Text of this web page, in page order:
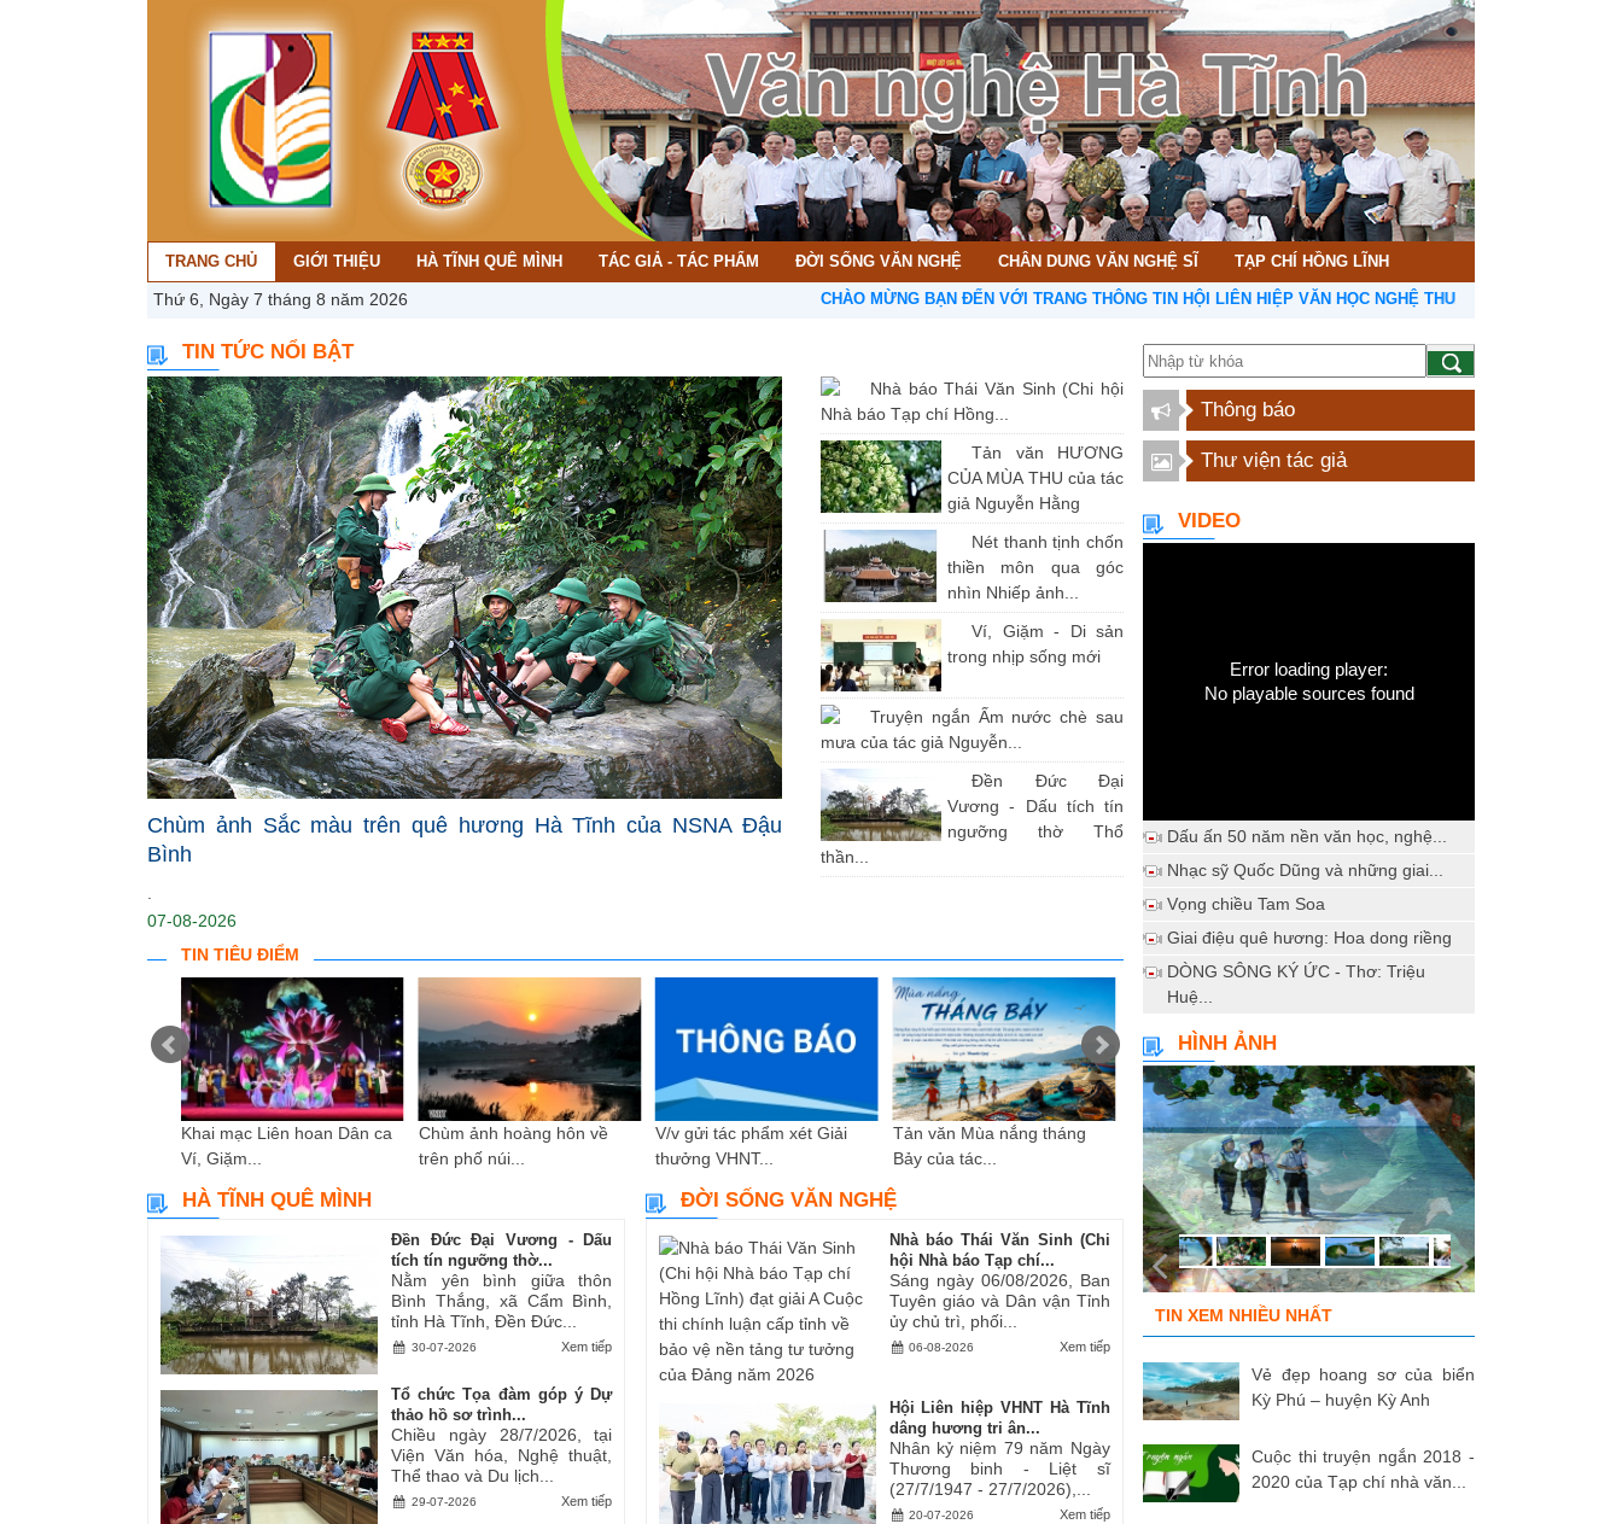
TRANG CHỦ GIỚI THIỆU HÀ TĨNH QUÊ MÌNH TÁC GIẢ - TÁC PHẨM ĐỜI SỐNG VĂN NGHỆ CHÂN DUNG VĂN NGHỆ SĨ TẠP CHÍ HỒNG LĨNH
Thứ 6, Ngày 7 tháng 8 năm 2026 CHÀO MỪNG BẠN ĐẾN VỚI TRANG THÔNG TIN HỘI LIÊN HIỆP VĂN HỌC NGHỆ THUẬT HÀ TĨNH
TIN TỨC NỔI BẬT
Chùm ảnh Sắc màu trên quê hương Hà Tĩnh của NSNA Đậu
Bình
.
07-08-2026
Nhà báo Thái Văn Sinh (Chi hội
Nhà báo Tạp chí Hồng...
Tản văn HƯƠNG
CỦA MÙA THU của tác
giả Nguyễn Hằng
Nét thanh tịnh chốn
thiền môn qua góc
nhìn Nhiếp ảnh...
Ví, Giặm - Di sản
trong nhịp sống mới
Truyện ngắn Ấm nước chè sau
mưa của tác giả Nguyễn...
Đền Đức Đại
Vương - Dấu tích tín
ngưỡng thờ Thổ
thần...
TIN TIÊU ĐIỂM
Khai mạc Liên hoan Dân ca
Ví, Giặm...
Chùm ảnh hoàng hôn về
trên phố núi...
V/v gửi tác phẩm xét Giải
thưởng VHNT...
Tản văn Mùa nắng tháng
Bảy của tác...
Chùm ảnh “Kéo lưới rùng”
của NSNA...
ĐỒNG ĐỘI ƠI, CÁC ANH ĐÃ
TRỞ VỀ!
HÀ TĨNH QUÊ MÌNH
Đền Đức Đại Vương - Dấu
tích tín ngưỡng thờ...
Nằm yên bình giữa thôn
Bình Thắng, xã Cẩm Bình,
tỉnh Hà Tĩnh, Đền Đức...
Xem tiếp
30-07-2026
Tổ chức Tọa đàm góp ý Dự
thảo hồ sơ trình...
Chiều ngày 28/7/2026, tại
Viện Văn hóa, Nghệ thuật,
Thể thao và Du lịch...
Xem tiếp
29-07-2026
ĐỜI SỐNG VĂN NGHỆ
Nhà báo Thái Văn Sinh (Chi
hội Nhà báo Tạp chí...
Sáng ngày 06/08/2026, Ban
Tuyên giáo và Dân vận Tỉnh
ủy chủ trì, phối...
Xem tiếp
06-08-2026
Hội Liên hiệp VHNT Hà Tĩnh
dâng hương tri ân...
Nhân kỷ niệm 79 năm Ngày
Thương binh - Liệt sĩ
(27/7/1947 - 27/7/2026),...
Xem tiếp
20-07-2026
Thông báo
Thư viện tác giả
VIDEO
Error loading player:
No playable sources found
Dấu ấn 50 năm nền văn học, nghệ...
Nhạc sỹ Quốc Dũng và những giai...
Vọng chiều Tam Soa
Giai điệu quê hương: Hoa dong riềng
DÒNG SÔNG KÝ ỨC - Thơ: Triệu
Huệ...
HÌNH ẢNH
TIN XEM NHIỀU NHẤT
Vẻ đẹp hoang sơ của biển
Kỳ Phú – huyện Kỳ Anh
Cuộc thi truyện ngắn 2018 -
2020 của Tạp chí nhà văn...